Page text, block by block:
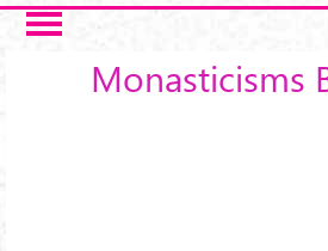
Skip to main content
Monasticisms